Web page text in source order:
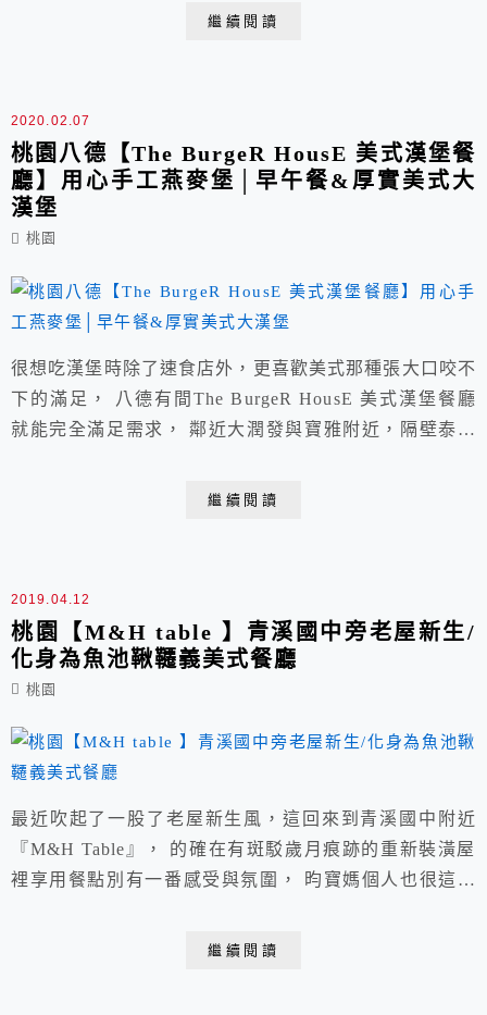
後步行過來不算遠， 目前疫情嚴峻，店家推出官網外帶
繼續閱讀
2020.02.07
桃園八德【The BurgeR HousE 美式漢堡餐
廳】用心手工燕麥堡│早午餐&厚實美式大
漢堡
桃園
很想吃漢堡時除了速食店外，更喜歡美式那種張大口咬不
下的滿足， 八德有間The BurgeR HousE 美式漢堡餐廳
就能完全滿足需求， 鄰近大潤發與寶雅附近，隔壁泰極
繼續閱讀
2019.04.12
桃園【M&H table 】青溪國中旁老屋新生/
化身為魚池鞦韆義美式餐廳
桃園
最近吹起了一股了老屋新生風，這回來到青溪國中附近
『M&H Table』， 的確在有斑駁歲月痕跡的重新裝潢屋
裡享用餐點別有一番感受與氛圍， 昀寶媽個人也很這類
家：M&H table 電話：(03)335-7773/店家粉絲團請點我
繼續閱讀